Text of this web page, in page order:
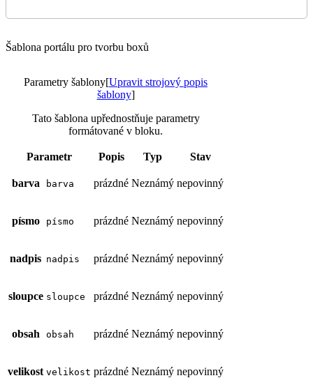
Šablona portálu pro tvorbu boxů
Parametry šablony[Upravit strojový popis
šablony]
Tato šablona upřednostňuje parametry
formátované v bloku.
Parametr Popis Typ Stav
barva barva prázdné Neznámý nepovinný
písmo písmo prázdné Neznámý nepovinný
nadpis nadpis prázdné Neznámý nepovinný
sloupce sloupce prázdné Neznámý nepovinný
obsah obsah prázdné Neznámý nepovinný
velikost velikost prázdné Neznámý nepovinný